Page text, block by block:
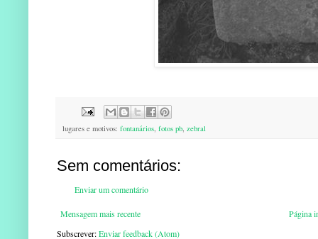
lugares e motivos: fontanários fotos pb zebral
Sem comentários:
Enviar um comentário
Mensagem mais recente
Página
Subscrever:Enviar feedback (Atom)